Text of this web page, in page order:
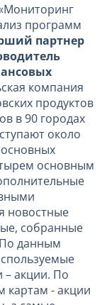
программ
партнер
компания
продуктов
в 90 городах
около
основных
основным
новостные
собранные
данным
– акции. По
картам - акции